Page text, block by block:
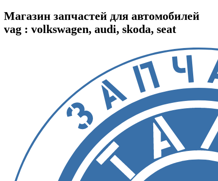
Магазин запчастей для автомобилей
vag : volkswagen, audi, skoda, seat